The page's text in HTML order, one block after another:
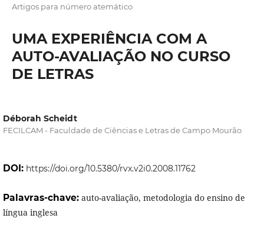
Artigos para número atemático
UMA EXPERIÊNCIA COM A
AUTO-AVALIAÇÃO NO CURSO
DE LETRAS
Déborah Scheidt
FECILCAM - Faculdade de Ciências e Letras de Campo Mourão
DOI: https://doi.org/10.5380/rvx.v2i0.2008.11762
Palavras-chave: auto-avaliação, metodologia do ensino de
língua inglesa